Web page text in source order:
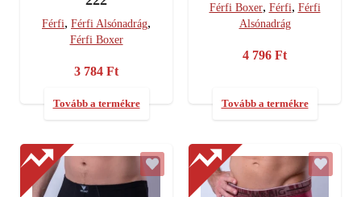
Férfi, Férfi Alsónadrág,
Férfi Boxer
3 784 Ft
Tovább a termékre
Férfi Boxer, Férfi, Férfi
Alsónadrág
4 796 Ft
Tovább a termékre